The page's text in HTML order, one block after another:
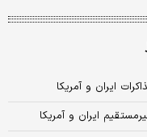
ایران و آمریکا
ایران و آمریکا